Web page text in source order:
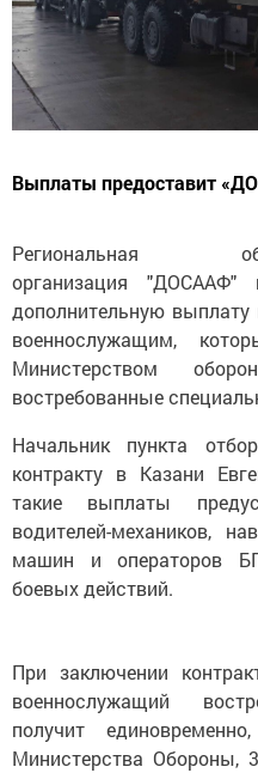
Выплаты предоставит
Региональная
организация "ДОСААФ"
дополнительную
военнослужащим,
Министерством
востребованные
Начальник пункта
контракту в Казани
такие выплаты
водителей-механиков,
машин и операторов
боевых действий.
При заключении
военнослужащий
получит
Министерства Обороны,